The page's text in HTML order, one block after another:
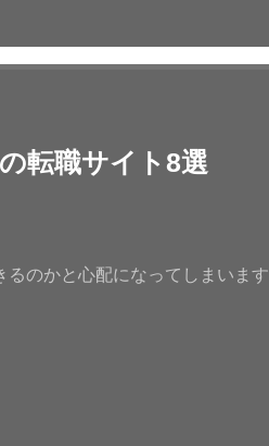
転職サイト8選
のかと心配になってしまいます